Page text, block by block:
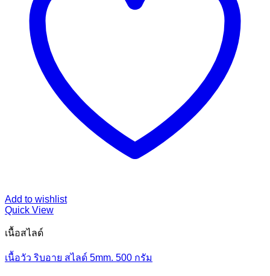
Add to wishlist
Quick View
เนื้อสไลด์
เนื้อวัว ริบอาย สไลด์ 5mm. 500 กรัม